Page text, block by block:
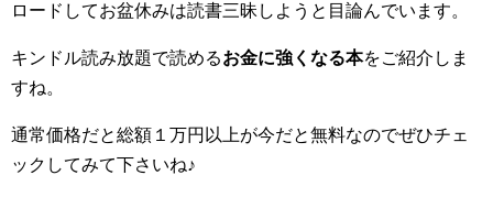
ロードしてお盆休みは読書三昧しようと目論んでいます。
キンドル読み放題で読めるお金に強くなる本をご紹介しま
すね。
通常価格だと総額１万円以上が今だと無料なのでぜひチェ
ックしてみて下さいね♪